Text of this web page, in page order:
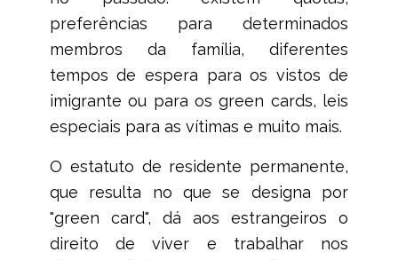
preferências para determinados
membros da família, diferentes
tempos de espera para os vistos de
imigrante ou para os green cards, leis
especiais para as vítimas e muito mais.
O estatuto de residente permanente,
que resulta no que se designa por
"green card", dá aos estrangeiros o
direito de viver e trabalhar nos